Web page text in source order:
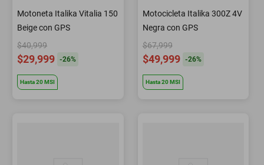
Motoneta Italika Vitalia 150
Beige con GPS
$40,999
$29,999 -26%
Hasta20MSI
Motocicleta Italika 300Z 4V
Negra con GPS
$67,999
$49,999 -26%
Hasta20MSI